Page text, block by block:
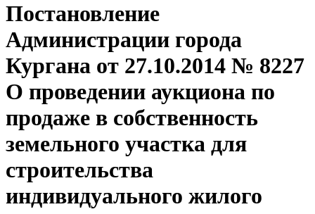
Постановление
Администрации города
Кургана от 27.10.2014 № 8227
О проведении аукциона по
продаже в собственность
земельного участка для
строительства
индивидуального жилого